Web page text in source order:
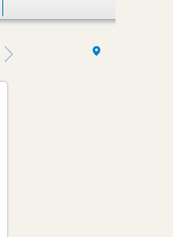
Здоровье компаний (на